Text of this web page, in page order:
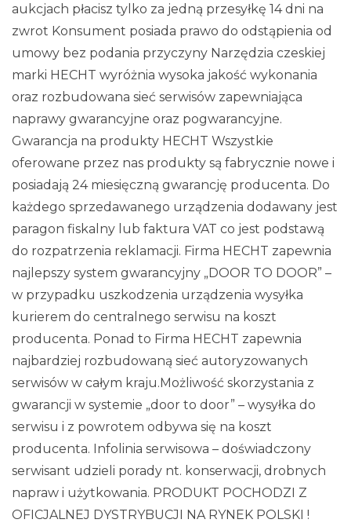
aukcjach płacisz tylko za jedną przesyłkę 14 dni na
zwrot Konsument posiada prawo do odstąpienia od
umowy bez podania przyczyny Narzędzia czeskiej
marki HECHT wyróżnia wysoka jakość wykonania
oraz rozbudowana sieć serwisów zapewniająca
naprawy gwarancyjne oraz pogwarancyjne.
Gwarancja na produkty HECHT Wszystkie
oferowane przez nas produkty są fabrycznie nowe i
posiadają 24 miesięczną gwarancję producenta. Do
każdego sprzedawanego urządzenia dodawany jest
paragon fiskalny lub faktura VAT co jest podstawą
do rozpatrzenia reklamacji. Firma HECHT zapewnia
najlepszy system gwarancyjny „DOOR TO DOOR” –
w przypadku uszkodzenia urządzenia wysyłka
kurierem do centralnego serwisu na koszt
producenta. Ponad to Firma HECHT zapewnia
najbardziej rozbudowaną sieć autoryzowanych
serwisów w całym kraju.Możliwość skorzystania z
gwarancji w systemie „door to door” – wysyłka do
serwisu i z powrotem odbywa się na koszt
producenta. Infolinia serwisowa – doświadczony
serwisant udzieli porady nt. konserwacji, drobnych
napraw i użytkowania. PRODUKT POCHODZI Z
OFICJALNEJ DYSTRYBUCJI NA RYNEK POLSKI !